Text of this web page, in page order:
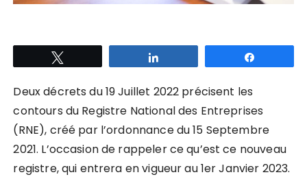
Deux décrets du 19 Juillet 2022 précisent les
contours du Registre National des Entreprises
(RNE), créé par l’ordonnance du 15 Septembre
2021. L’occasion de rappeler ce qu’est ce nouveau
registre, qui entrera en vigueur au 1er Janvier 2023.